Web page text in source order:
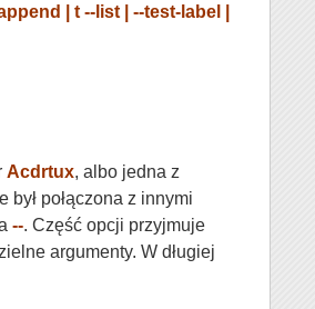
| t --list | --test-label |
Acdrtux, albo jedna z
połączona z innymi
--. Część opcji przyjmuje
argumenty. W długiej